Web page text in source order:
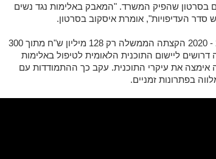
בסרטון שהפיק המשרד. "המאבק באלימות נגד נשים
סדר העדיפויות", אומרת איסקוב בסרטון.
עוד נמצא כי בשנים 2017 - 2020 הקצתה הממשלה רק 128 מיליון ש"ח מתוך 300
ליישום התוכנית הלאומית לטיפול באלימות
את עיקרי התוכנית. עקב כך ההתמודדות עם
בפתרונות זמניים.